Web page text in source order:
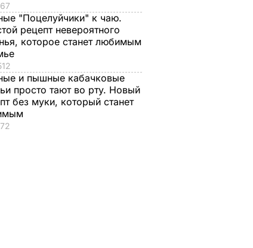
"Люди в лифте
смотрят, как на не
"Поцелуйчики" к чаю.
рецепт невероятного
которое станет любимым
и пышные кабачковые
просто тают во рту. Новый
без муки, который станет